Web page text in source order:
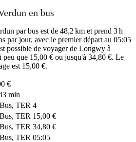
en bus
par bus est de 48,2 km et prend 3 h
par jour, avec le premier départ au 05:05
possible de voyager de Longwy à
peu que 15,00 € ou jusqu'à 34,80 €. Le
est 15,00 €.
€
min
TER 4
TER 15,00 €
TER 34,80 €
TER 05:05